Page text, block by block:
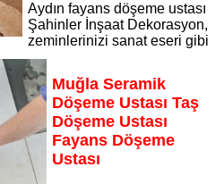
Aydın fayans döşeme ustası
Şahinler İnşaat Dekorasyon,
zeminlerinizi sanat eseri gibi
bölgesine özel hizmet
ustası taş döşeme ustası
Muğla Seramik
Döşeme Ustası Taş
Döşeme Ustası
Fayans Döşeme
Ustası